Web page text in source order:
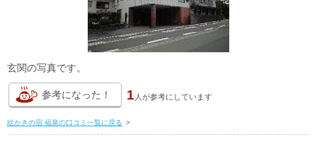
玄関の写真です。
参考になった！ 1 人が参考にしています
絵かきの宿 福泉の口コミ一覧に戻る >